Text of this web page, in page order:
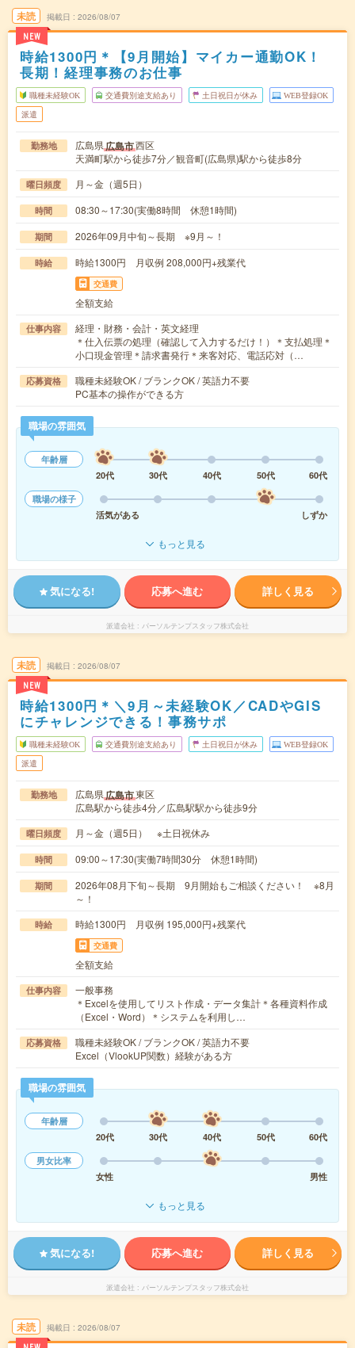
未読
NEW
掲載日 2026/08/07
時給1300円＊【9月開始】マイカー通勤OK！
長期！経理事務のお仕事
職種未経験OK 交通費別途支給あり 土日祝日が休み WEB登録OK
派遣
勤務地 広島県広島市西区
天満町駅から徒歩7分／観音町(広島県)駅から徒歩8分
曜日頻度 月～金（週5日）
時間 08:30～17:30(実働8時間 休憩1時間)
期間 2026年09月中旬～長期 ※9月～！
時給 時給1300円 月収例 208,000円+残業代
交通費
全額支給
仕事内容
経理・財務・会計・英文経理
＊仕入伝票の処理（確認して入力するだけ！）＊支払処理＊
小口現金管理＊請求書発行＊来客対応、電話応対（…
応募資格
職種未経験OK / ブランクOK / 英語力不要
PC基本の操作ができる方
職場の雰囲気
年齢層
20代
30代 40代 50代
60代
職場の様子
活気がある
しずか
もっと見る
気になる! 応募へ進む 詳しく見る
派遣会社 パーソルテンプスタッフ株式会社
未読
NEW
掲載日 2026/08/07
時給1300円＊＼9月～未経験OK／CADやGIS
にチャレンジできる！事務サポ
職種未経験OK 交通費別途支給あり 土日祝日が休み WEB登録OK
派遣
勤務地 広島県広島市東区
広島駅から徒歩4分／広島駅駅から徒歩9分
曜日頻度 月～金（週5日） ※土日祝休み
時間 09:00～17:30(実働7時間30分 休憩1時間)
期間
2026年08月下旬～長期 9月開始もご相談ください！ ※8月
～！
時給 時給1300円 月収例 195,000円+残業代
交通費
全額支給
仕事内容
一般事務
＊Excelを使用してリスト作成・データ集計＊各種資料作成
（Excel・Word）＊システムを利用し…
応募資格
職種未経験OK / ブランクOK / 英語力不要
Excel（VlookUP関数）経験がある方
職場の雰囲気
年齢層
20代
30代 40代 50代
60代
男女比率
女性
男性
もっと見る
気になる! 応募へ進む 詳しく見る
派遣会社 パーソルテンプスタッフ株式会社
未読 掲載日 2026/08/07